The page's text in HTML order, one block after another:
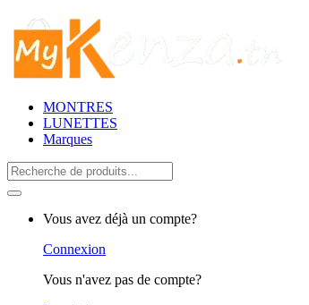
MONTRES
LUNETTES
Marques
Search
for:
Vous avez déjà un compte?
Connexion
Vous n'avez pas de compte?